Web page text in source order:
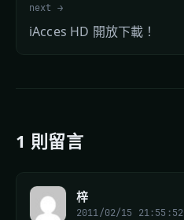
next →
iAcces HD 開放下載！
1 則留言
梓
2011/02/15 21:55:52